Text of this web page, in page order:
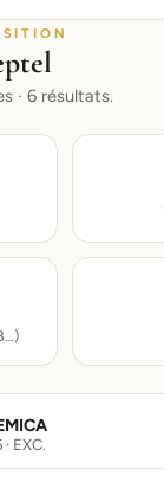
· 6 résultats.
EXC.